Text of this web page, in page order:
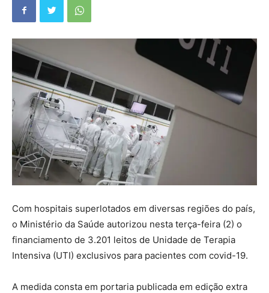
Com hospitais superlotados em diversas regiões do país,
o Ministério da Saúde autorizou nesta terça-feira (2) o
financiamento de 3.201 leitos de Unidade de Terapia
Intensiva (UTI) exclusivos para pacientes com covid-19.
A medida consta em portaria publicada em edição extra